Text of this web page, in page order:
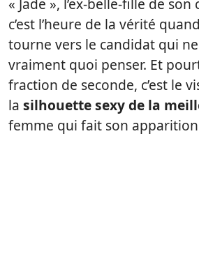
« Jade », l’ex-belle-fille de
c’est l’heure de la vérité
tourne vers le candidat qui
vraiment quoi penser. Et
fraction de seconde, c’est le
la silhouette sexy de la
femme qui fait son